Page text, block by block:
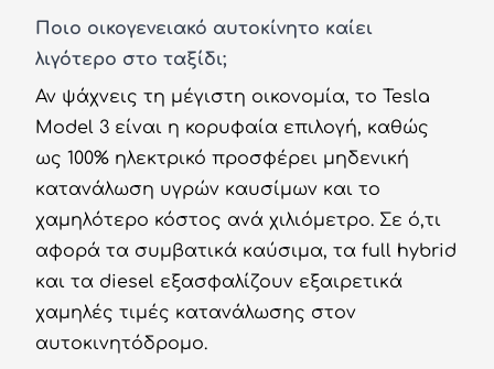
Ποιο οικογενειακό αυτοκίνητο καίει
λιγότερο στο ταξίδι;
Αν ψάχνεις τη μέγιστη οικονομία, το Tesla
Model 3 είναι η κορυφαία επιλογή, καθώς
ως 100% ηλεκτρικό προσφέρει μηδενική
κατανάλωση υγρών καυσίμων και το
χαμηλότερο κόστος ανά χιλιόμετρο. Σε ό,τι
αφορά τα συμβατικά καύσιμα, τα full hybrid
και τα diesel εξασφαλίζουν εξαιρετικά
χαμηλές τιμές κατανάλωσης στον
αυτοκινητόδρομο.